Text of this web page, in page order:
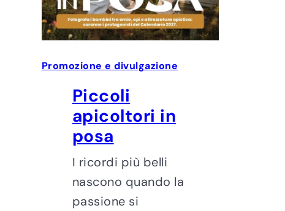
Promozione e divulgazione
Piccoli
apicoltori in
posa
I ricordi più belli
nascono quando la
passione si